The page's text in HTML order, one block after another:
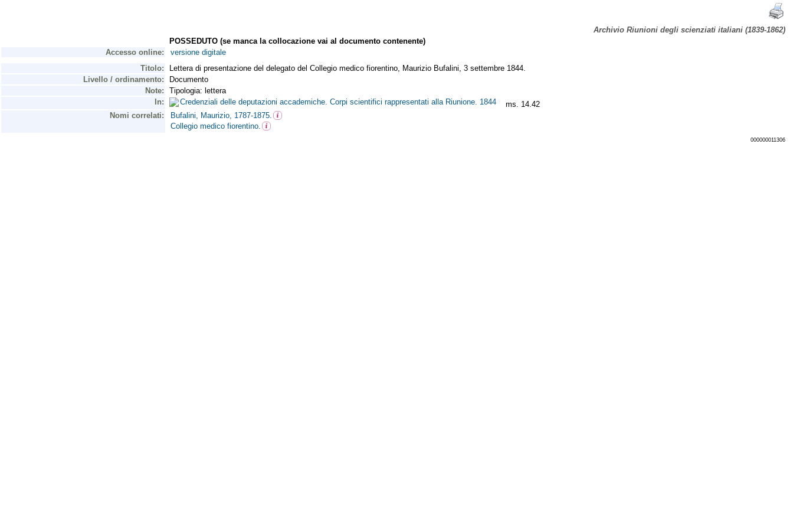
Archivio Riunioni degli scienziati italiani (1839-1862)
POSSEDUTO (se manca la collocazione vai al documento contenente)
Accesso online:
versione digitale
Titolo:
Lettera di presentazione del delegato del Collegio medico fiorentino, Maurizio Bufalini, 3 settembre 1844.
Livello / ordinamento:
Documento
Note:
Tipologia: lettera
In:
Credenziali delle deputazioni accademiche. Corpi scientifici rappresentati alla Riunione. 1844
ms. 14.42
Nomi correlati:
Bufalini, Maurizio, 1787-1875.
Collegio medico fiorentino.
000000011306